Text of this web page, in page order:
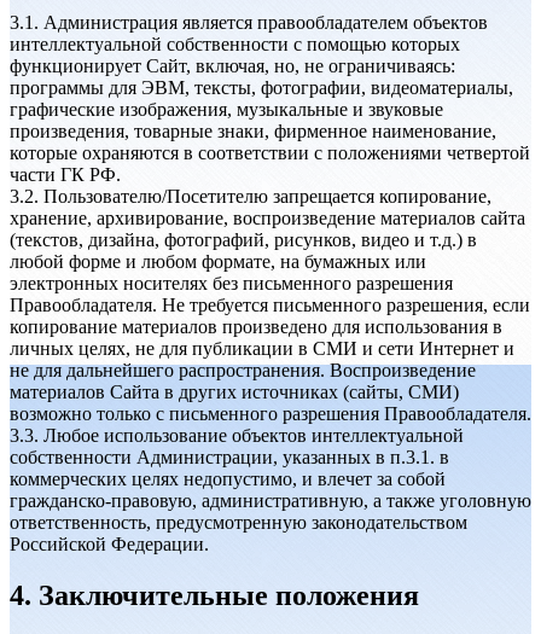
3.1. Администрация является правообладателем объектов
интеллектуальной собственности с помощью которых
функционирует Сайт, включая, но, не ограничиваясь:
программы для ЭВМ, тексты, фотографии, видеоматериалы,
графические изображения, музыкальные и звуковые
произведения, товарные знаки, фирменное наименование,
которые охраняются в соответствии с положениями четвертой
части ГК РФ.
3.2. Пользователю/Посетителю запрещается копирование,
хранение, архивирование, воспроизведение материалов сайта
(текстов, дизайна, фотографий, рисунков, видео и т.д.) в
любой форме и любом формате, на бумажных или
электронных носителях без письменного разрешения
Правообладателя. Не требуется письменного разрешения, если
копирование материалов произведено для использования в
личных целях, не для публикации в СМИ и сети Интернет и
не для дальнейшего распространения. Воспроизведение
материалов Сайта в других источниках (сайты, СМИ)
возможно только с письменного разрешения Правообладателя.
3.3. Любое использование объектов интеллектуальной
собственности Администрации, указанных в п.3.1. в
коммерческих целях недопустимо, и влечет за собой
гражданско-правовую, административную, а также уголовную
ответственность, предусмотренную законодательством
Российской Федерации.
4. Заключительные положения